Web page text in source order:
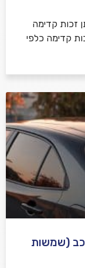
זכות קדימה
קדימה כלפי
(שמשות